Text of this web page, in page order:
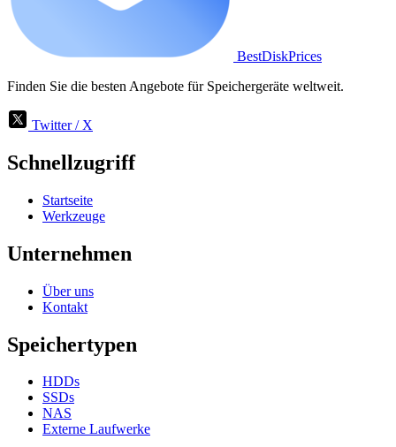
BestDiskPrices
Finden Sie die besten Angebote für Speichergeräte weltweit.
Twitter / X
Schnellzugriff
Startseite
Werkzeuge
Unternehmen
Über uns
Kontakt
Speichertypen
HDDs
SSDs
NAS
Externe Laufwerke